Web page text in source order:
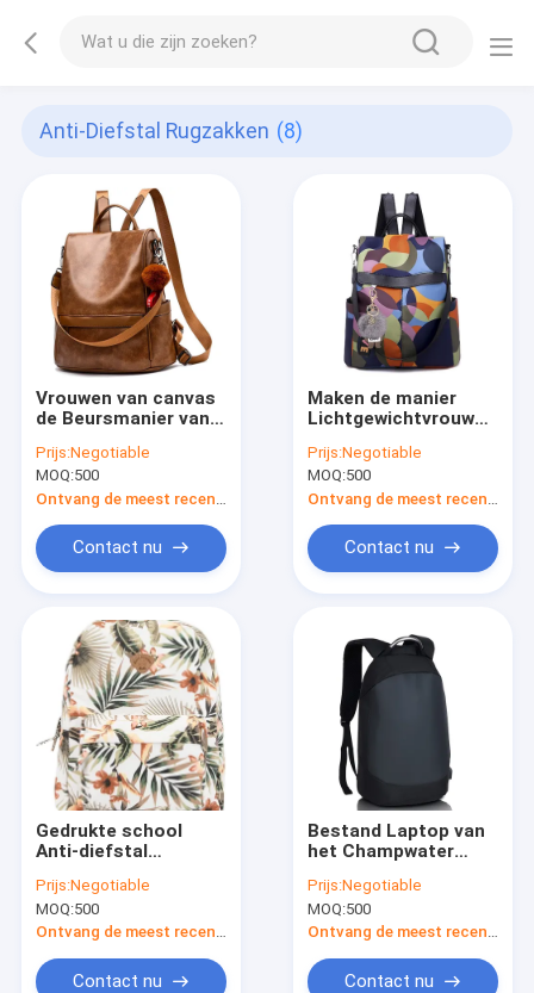
Anti-Diefstal Rugzakken (8)
Vrouwen van canvas
de Beursmanier van
Rugzakken 30
Literlaptop Rugzak
Prijs:Negotiable
MOQ:500
Contact nu
Maken de manier
Lichtgewichtvrouwen
Anti-diefstal
Schouder waterdicht
Prijs:Negotiable
MOQ:500
Contact nu
Gedrukte school
Anti-diefstal
Toevallige Polyester
van Water Bestand
Daypack
Prijs:Negotiable
MOQ:500
Contact nu
Bestand Laptop van
het Champwater
Haven Verborgen
Ritssluiting 40 Liter
laden
Prijs:Negotiable
MOQ:500
Contact nu